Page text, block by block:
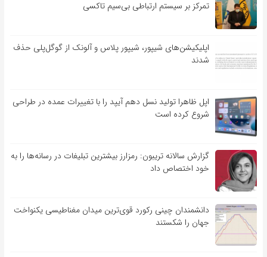
تمرکز بر سیستم ارتباطی بی‌سیم تاکسی
اپلیکیشن‌های شیپور، شیپور پلاس و آلونک از گوگل‌پلی حذف
شدند
اپل ظاهرا تولید نسل دهم آیپد را با تغییرات عمده در طراحی
شروع کرده است
گزارش سالانه تریبون: رمزارز بیشترین تبلیغات در رسانه‌ها را به
خود اختصاص داد
دانشمندان چینی رکورد قوی‌ترین میدان مغناطیسی یکنواخت
جهان را شکستند